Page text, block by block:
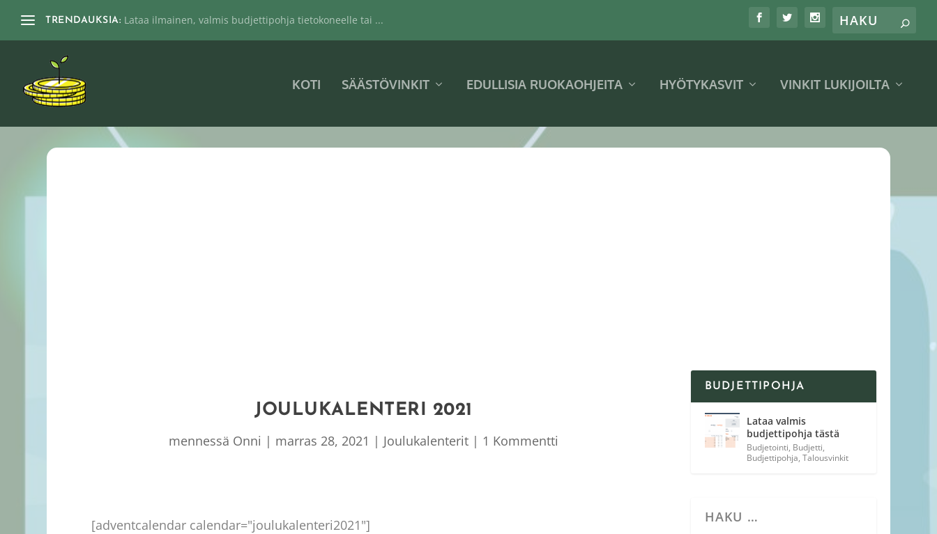
TRENDAUKSIA: Lataa ilmainen, valmis budjettipohja tietokoneelle tai ...
KOTI SÄÄSTÖVINKIT EDULLISIA RUOKAOHJEITA HYÖTYKASVIT VINKIT LUKIJOILTA
JOULUKALENTERI 2021
mennessä Onni | marras 28, 2021 | Joulukalenterit| 1 Kommentti
[adventcalendar calendar="joulukalenteri2021"]
BUDJETTIPOHJA
Lataa valmis
budjettipohja tästä
Budjetointi, Budjetti,
Budjettipohja, Talousvinkit